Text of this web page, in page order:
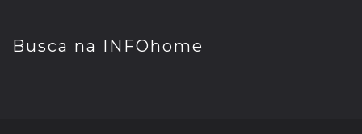
Busca na INFOhome